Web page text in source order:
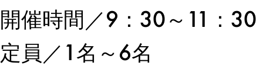
開催時間／9：30～
定員／1名～6名